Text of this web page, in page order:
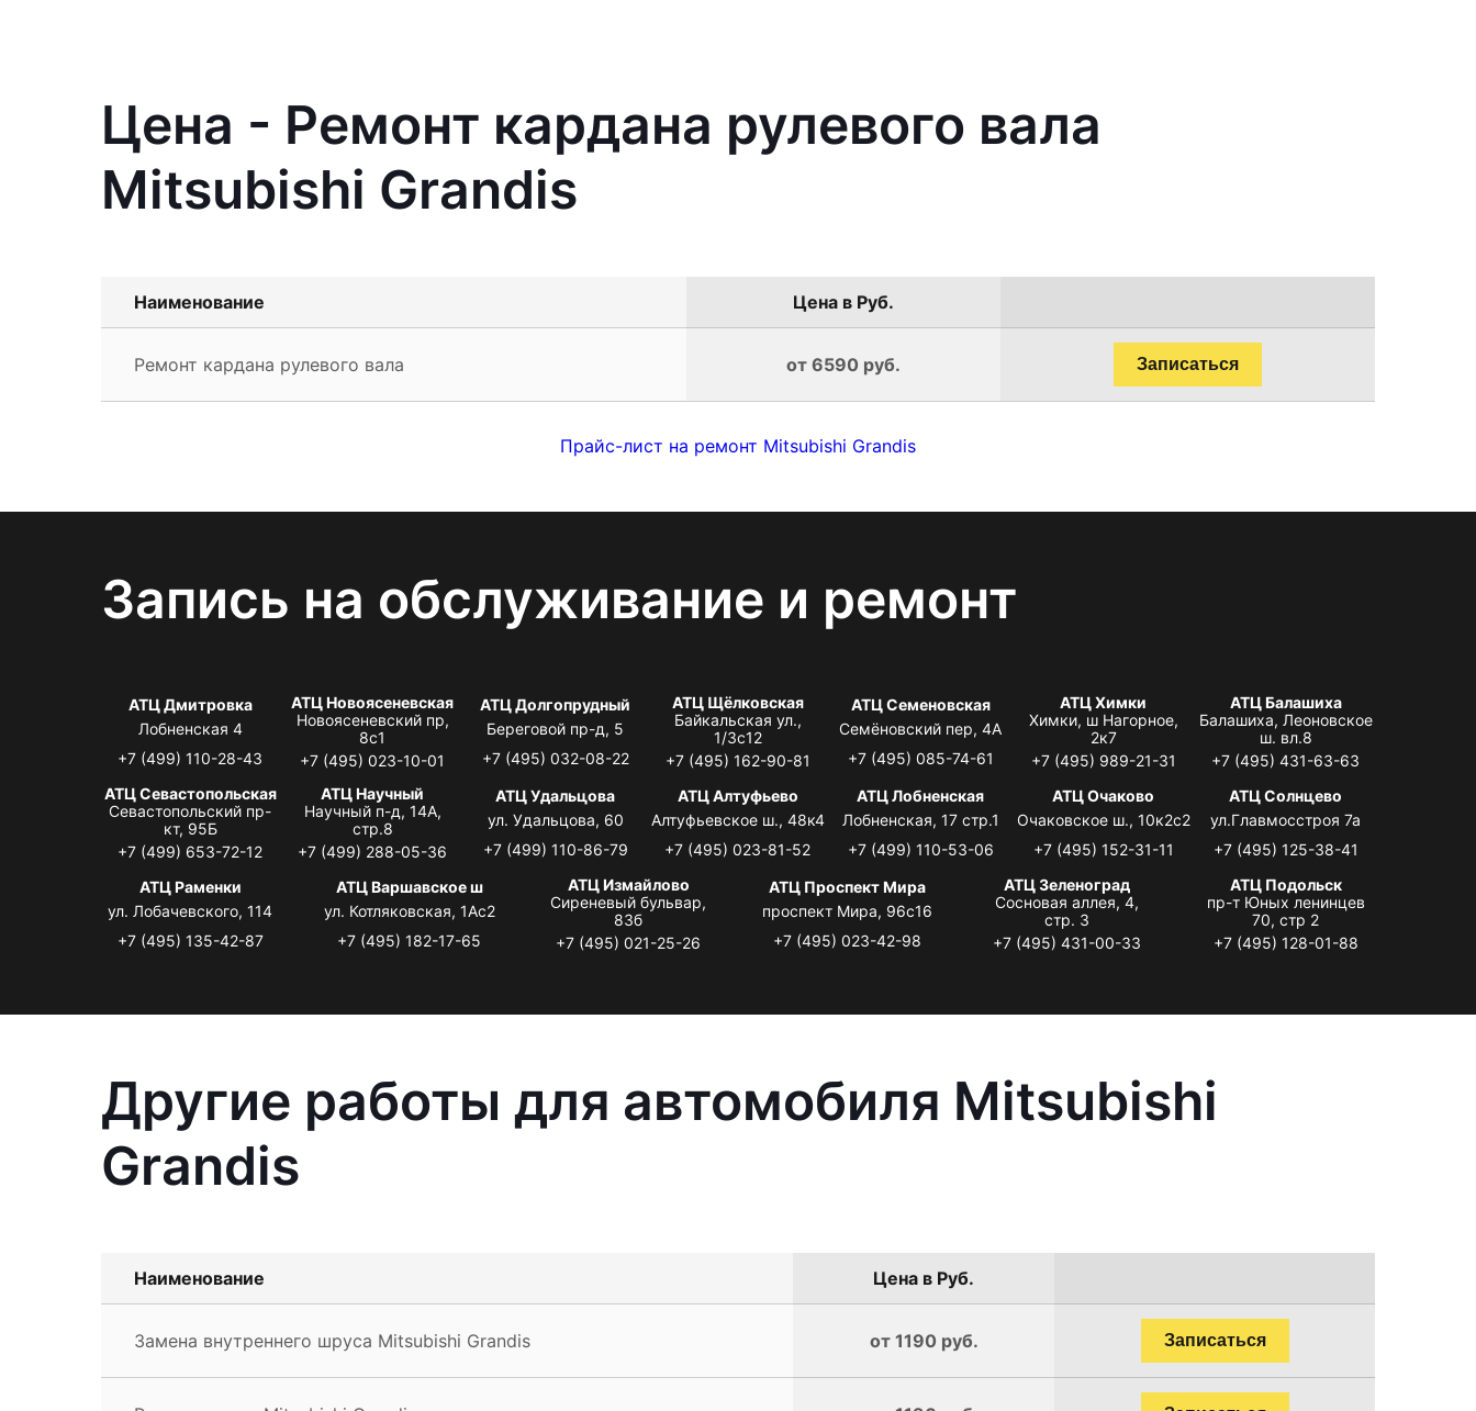
Цена - Ремонт кардана рулевого вала
Mitsubishi Grandis
Наименование Цена в Руб.
Ремонт кардана рулевого вала от 6590 руб. Записаться
Прайс-лист на ремонт Mitsubishi Grandis
Запись на обслуживание и ремонт
АТЦ Дмитровка
Лобненская 4
+7 (499) 110-28-43
АТЦ Новоясеневская
Новоясеневский пр,
8с1
+7 (495) 023-10-01
АТЦ Долгопрудный
Береговой пр-д, 5
+7 (495) 032-08-22
АТЦ Щёлковская
Байкальская ул.,
1/3с12
+7 (495) 162-90-81
АТЦ Семеновская
Семёновский пер, 4А
+7 (495) 085-74-61
АТЦ Химки
Химки, ш Нагорное,
2к7
+7 (495) 989-21-31
АТЦ Балашиха
Балашиха, Леоновское
ш. вл.8
+7 (495) 431-63-63
АТЦ Севастопольская
Севастопольский пр-
кт, 95Б
+7 (499) 653-72-12
АТЦ Научный
Научный п-д, 14А,
стр.8
+7 (499) 288-05-36
АТЦ Удальцова
ул. Удальцова, 60
+7 (499) 110-86-79
АТЦ Алтуфьево
Алтуфьевское ш., 48к4
+7 (495) 023-81-52
АТЦ Лобненская
Лобненская, 17 стр.1
+7 (499) 110-53-06
АТЦ Очаково
Очаковское ш., 10к2с2
+7 (495) 152-31-11
АТЦ Солнцево
ул.Главмосстроя 7а
+7 (495) 125-38-41
АТЦ Раменки
ул. Лобачевского, 114
+7 (495) 135-42-87
АТЦ Варшавское ш
ул. Котляковская, 1Ас2
+7 (495) 182-17-65
АТЦ Измайлово
Сиреневый бульвар,
83б
+7 (495) 021-25-26
АТЦ Проспект Мира
проспект Мира, 96с16
+7 (495) 023-42-98
АТЦ Зеленоград
Сосновая аллея, 4,
стр. 3
+7 (495) 431-00-33
АТЦ Подольск
пр-т Юных ленинцев
70, стр 2
+7 (495) 128-01-88
Другие работы для автомобиля Mitsubishi
Grandis
Наименование Цена в Руб.
Замена внутреннего шруса Mitsubishi Grandis от 1190 руб. Записаться